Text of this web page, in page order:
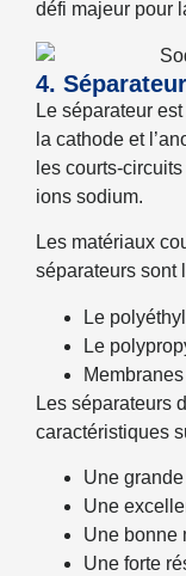
défi majeur pour
4.
Le séparateur
la cathode et
les courts-
ions sodium.
Les matériaux
séparateurs sont
Le
Le
Les séparateurs
caractéristiques
Une
Une
Une bonne
Une forte